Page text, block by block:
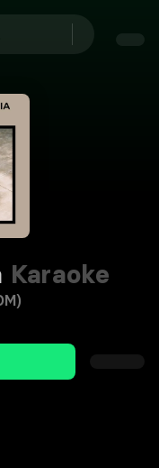
Karaoke